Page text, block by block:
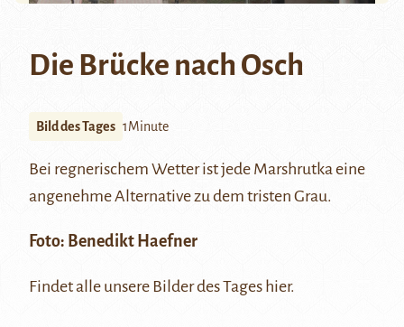
Die Brücke nach Osch
Bild des Tages 1Minute
Bei regnerischem Wetter ist jede Marshrutkaeine
angenehme Alternative zu dem tristen Grau.
Foto: Benedikt Haefner
Findet alle unsere Bilder des Tages hier.